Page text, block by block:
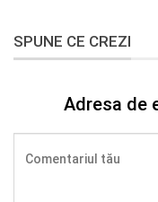
SPUNE CE CREZI
Adresa de